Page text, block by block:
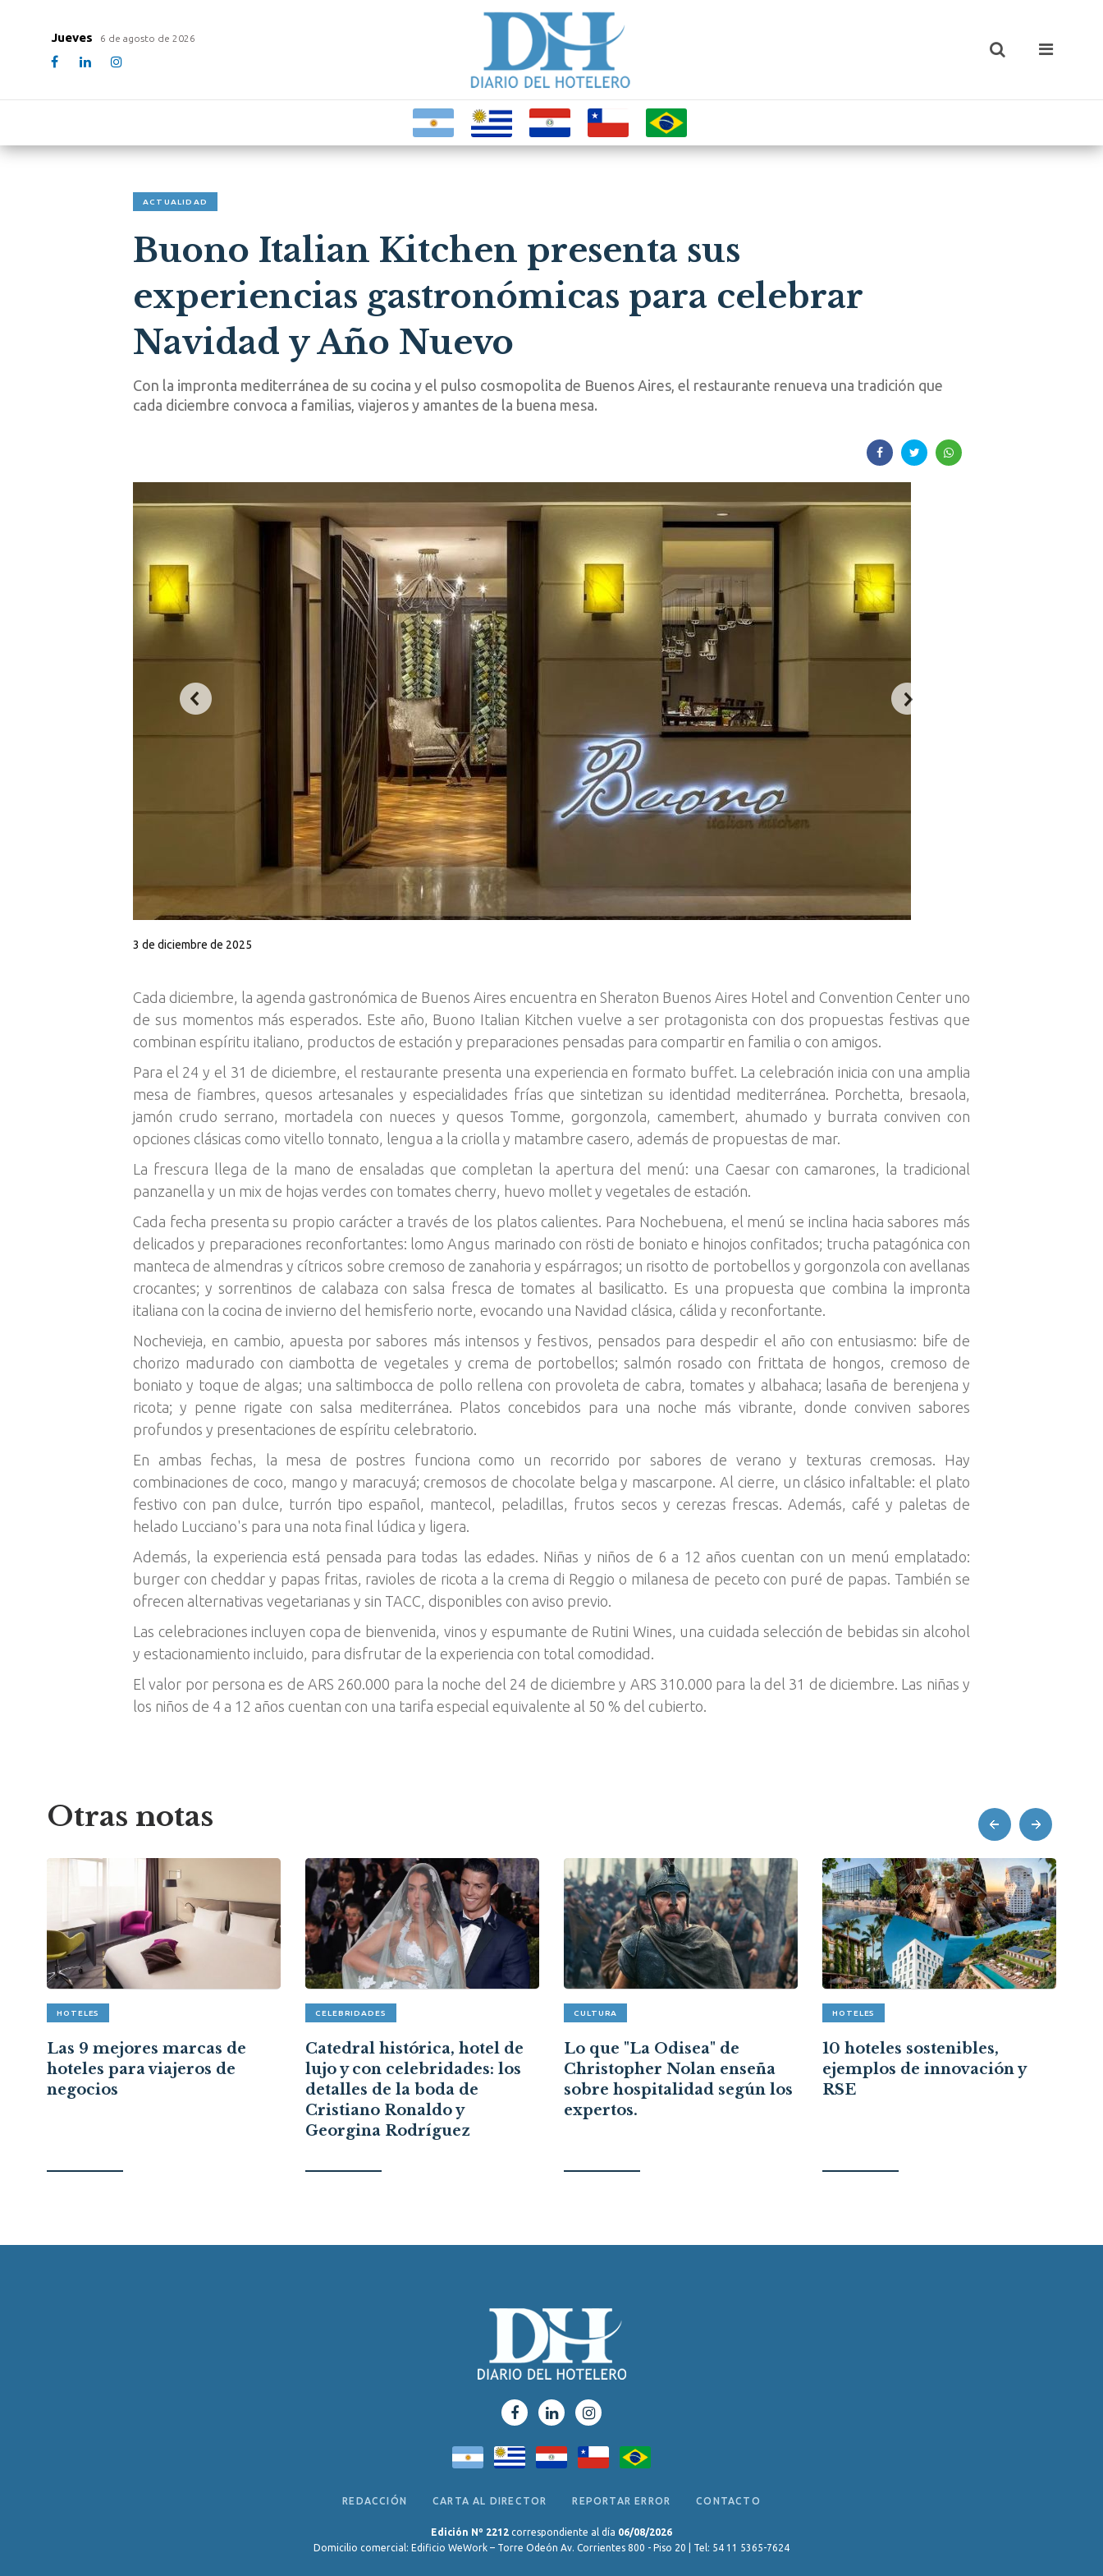
Jueves 6 de agosto de 2026
ACTUALIDAD
Buono Italian Kitchen presenta sus
experiencias gastronómicas para celebrar
Navidad y Año Nuevo
Con la impronta mediterránea de su cocina y el pulso cosmopolita de Buenos Aires, el restaurante renueva una tradición que
cada diciembre convoca a familias, viajeros y amantes de la buena mesa.
3 de diciembre de 2025
Cada diciembre, la agenda gastronómica de Buenos Aires encuentra en Sheraton Buenos Aires Hotel and Convention Center uno
de sus momentos más esperados. Este año, Buono Italian Kitchen vuelve a ser protagonista con dos propuestas festivas que
combinan espíritu italiano, productos de estación y preparaciones pensadas para compartir en familia o con amigos.
Para el 24 y el 31 de diciembre, el restaurante presenta una experiencia en formato buffet. La celebración inicia con una amplia
mesa de fiambres, quesos artesanales y especialidades frías que sintetizan su identidad mediterránea. Porchetta, bresaola,
jamón crudo serrano, mortadela con nueces y quesos Tomme, gorgonzola, camembert, ahumado y burrata conviven con
opciones clásicas como vitello tonnato, lengua a la criolla y matambre casero, además de propuestas de mar.
La frescura llega de la mano de ensaladas que completan la apertura del menú: una Caesar con camarones, la tradicional
panzanella y un mix de hojas verdes con tomates cherry, huevo mollet y vegetales de estación.
Cada fecha presenta su propio carácter a través de los platos calientes. Para Nochebuena, el menú se inclina hacia sabores más
delicados y preparaciones reconfortantes: lomo Angus marinado con rösti de boniato e hinojos confitados; trucha patagónica con
manteca de almendras y cítricos sobre cremoso de zanahoria y espárragos; un risotto de portobellos y gorgonzola con avellanas
crocantes; y sorrentinos de calabaza con salsa fresca de tomates al basilicatto. Es una propuesta que combina la impronta
italiana con la cocina de invierno del hemisferio norte, evocando una Navidad clásica, cálida y reconfortante.
Nochevieja, en cambio, apuesta por sabores más intensos y festivos, pensados para despedir el año con entusiasmo: bife de
chorizo madurado con ciambotta de vegetales y crema de portobellos; salmón rosado con frittata de hongos, cremoso de
boniato y toque de algas; una saltimbocca de pollo rellena con provoleta de cabra, tomates y albahaca; lasaña de berenjena y
ricota; y penne rigate con salsa mediterránea. Platos concebidos para una noche más vibrante, donde conviven sabores
profundos y presentaciones de espíritu celebratorio.
En ambas fechas, la mesa de postres funciona como un recorrido por sabores de verano y texturas cremosas. Hay
combinaciones de coco, mango y maracuyá; cremosos de chocolate belga y mascarpone. Al cierre, un clásico infaltable: el plato
festivo con pan dulce, turrón tipo español, mantecol, peladillas, frutos secos y cerezas frescas. Además, café y paletas de
helado Lucciano's para una nota final lúdica y ligera.
Además, la experiencia está pensada para todas las edades. Niñas y niños de 6 a 12 años cuentan con un menú emplatado:
burger con cheddar y papas fritas, ravioles de ricota a la crema di Reggio o milanesa de peceto con puré de papas. También se
ofrecen alternativas vegetarianas y sin TACC, disponibles con aviso previo.
Las celebraciones incluyen copa de bienvenida, vinos y espumante de Rutini Wines, una cuidada selección de bebidas sin alcohol
y estacionamiento incluido, para disfrutar de la experiencia con total comodidad.
El valor por persona es de ARS 260.000 para la noche del 24 de diciembre y ARS 310.000 para la del 31 de diciembre. Las niñas y
los niños de 4 a 12 años cuentan con una tarifa especial equivalente al 50 % del cubierto.
Otras notas
HOTELES
Las 9 mejores marcas de
hoteles para viajeros de
negocios
CELEBRIDADES
Catedral histórica, hotel de
lujo y con celebridades: los
detalles de la boda de
Cristiano Ronaldo y
Georgina Rodríguez
CULTURA
Lo que "La Odisea" de
Christopher Nolan enseña
sobre hospitalidad según los
expertos.
HOTELES
10 hoteles sostenibles,
ejemplos de innovación y
RSE
prev next
REDACCIÓN CARTA AL DIRECTOR REPORTAR ERROR CONTACTO
Edición Nº 2212 correspondiente al día 06/08/2026
Domicilio comercial: Edificio WeWork – Torre Odeón Av. Corrientes 800 - Piso 20 | Tel: 54 11 5365-7624